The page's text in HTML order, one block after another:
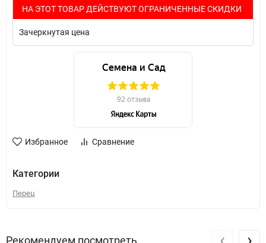
НА ЭТОТ ТОВАР ДЕЙСТВУЮТ ОГРАНИЧЕННЫЕ СКИДКИ
Зачеркнутая цена
Избранное Сравнение
Категории
Перец
Рекомендуем посмотреть